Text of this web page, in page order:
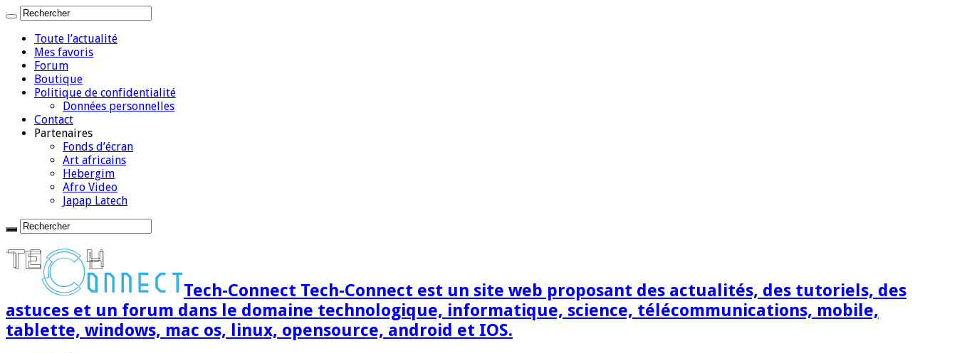
Toute l’actualité
Mes favoris
Forum
Boutique
Politique de confidentialité
Données personnelles
Contact
Partenaires
Fonds d’écran
Art africains
Hebergim
Afro Video
Japap Latech
Tech-Connect Tech-Connect est un site web proposant des actualités, des tutoriels, des
astuces et un forum dans le domaine technologique, informatique, science, télécommunications, mobile,
tablette, windows, mac os, linux, opensource, android et IOS.